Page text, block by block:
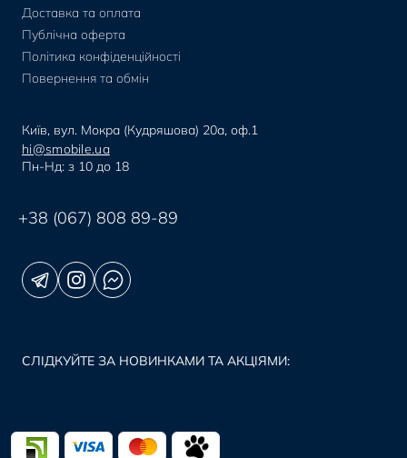
Доставка та оплата
Публічна оферта
Політика конфіденційності
Повернення та обмін
Київ, вул. Мокра (Кудряшова) 20а, оф.1
hi@smobile.ua
Пн-Нд: з 10 до 18
+38 (067) 808 89-89
СЛІДКУЙТЕ ЗА НОВИНКАМИ ТА АКЦІЯМИ: